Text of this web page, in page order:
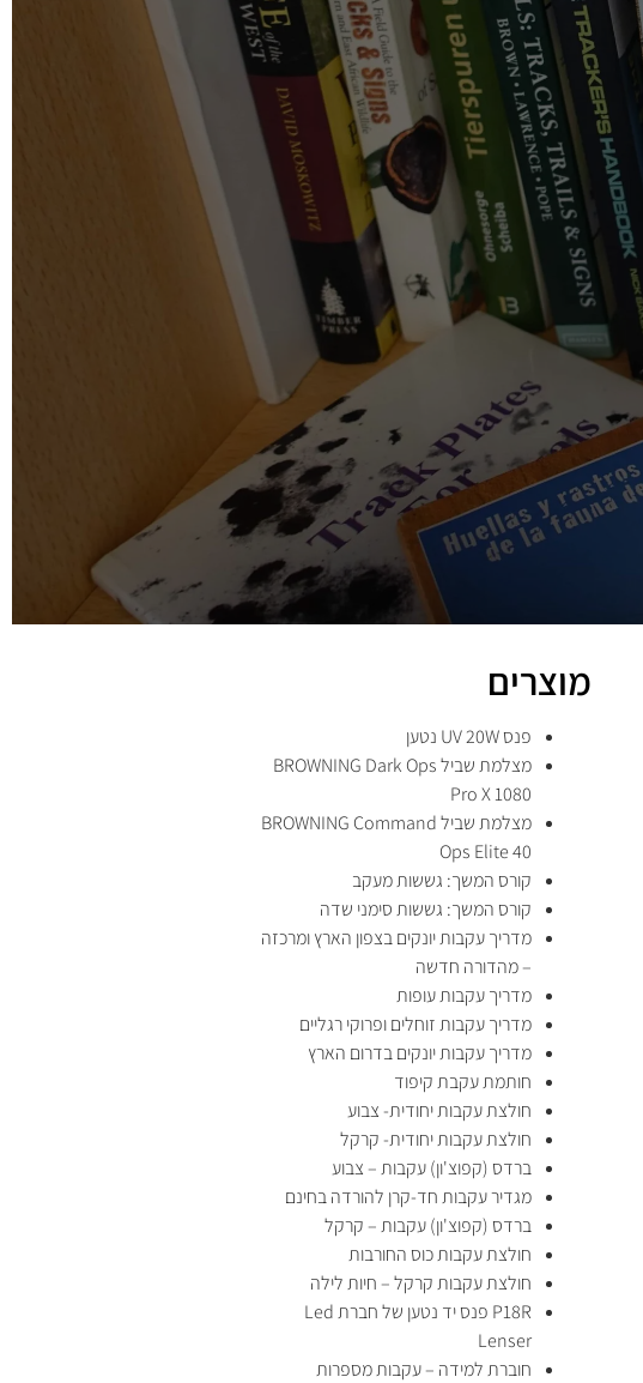
מוצרים
פנס UV 20W נטען
מצלמת שביל BROWNING Dark Ops
Pro X 1080
מצלמת שביל BROWNING Command
Ops Elite 40
קורס המשך: גששות מעקב
קורס המשך: גששות סימני שדה
מדריך עקבות יונקים בצפון הארץ ומרכזה
– מהדורה חדשה
מדריך עקבות עופות
מדריך עקבות זוחלים ופרוקי רגליים
מדריך עקבות יונקים בדרום הארץ
חותמת עקבת קיפוד
חולצת עקבות יחודית- צבוע
חולצת עקבות יחודית- קרקל
ברדס (קפוצ'ון) עקבות – צבוע
מגדיר עקבות חד-קרן להורדה בחינם
ברדס (קפוצ'ון) עקבות – קרקל
חולצת עקבות כוס החורבות
חולצת עקבות קרקל – חיות לילה
P18R פנס יד נטען של חברת Led
Lenser
חוברת למידה – עקבות מספרות